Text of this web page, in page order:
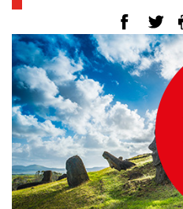
CANADÁ
Y
USA
SUDAMERICA
CRUCEROS